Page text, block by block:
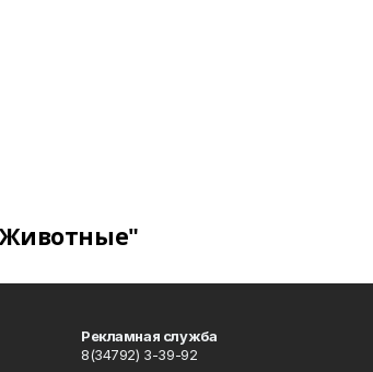
Рекламная служба
8(34792) 3-39-92